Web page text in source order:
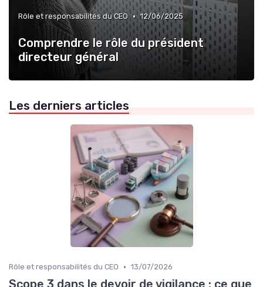
Rôle et responsabilités du CEO • 12/06/2025
Comprendre le rôle du président
directeur général
Les derniers articles
Rôle et responsabilités du CEO • 13/07/2026
Scope 3 dans le devoir de vigilance : ce que